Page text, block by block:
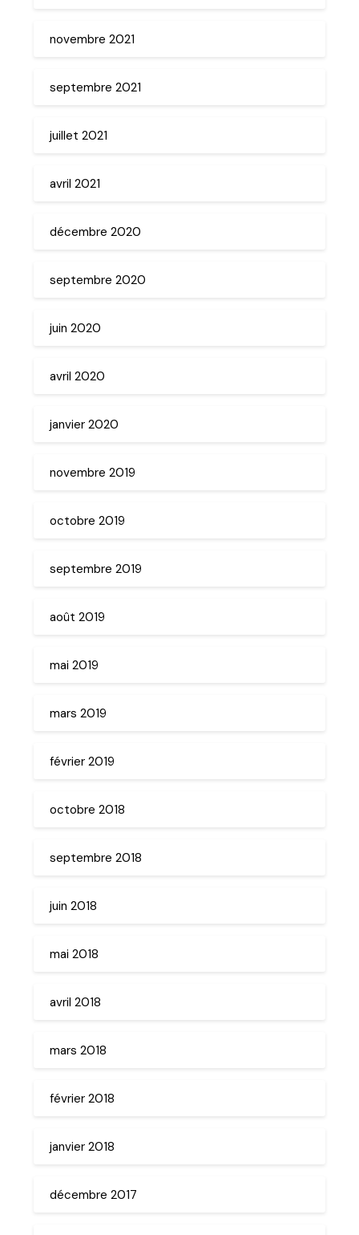
novembre 2021
septembre 2021
juillet 2021
avril 2021
décembre 2020
septembre 2020
juin 2020
avril 2020
janvier 2020
novembre 2019
octobre 2019
septembre 2019
août 2019
mai 2019
mars 2019
février 2019
octobre 2018
septembre 2018
juin 2018
mai 2018
avril 2018
mars 2018
février 2018
janvier 2018
décembre 2017